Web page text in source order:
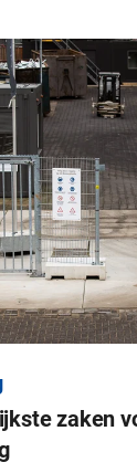
zaken